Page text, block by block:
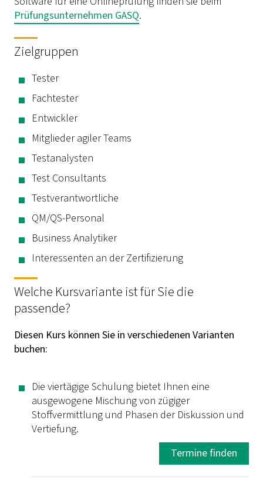
Prüfungsunternehmen GASQ.
Zielgruppen
Tester
Fachtester
Entwickler
Mitglieder agiler Teams
Testanalysten
Test Consultants
Testverantwortliche
QM/QS-Personal
Business Analytiker
Interessenten an der Zertifizierung
Welche Kursvariante ist für Sie die
passende?
Diesen Kurs können Sie in verschiedenen Varianten
buchen:
Die viertägige Schulung bietet Ihnen eine
ausgewogene Mischung von zügiger
Stoffvermittlung und Phasen der Diskussion und
Vertiefung.
Termine finden